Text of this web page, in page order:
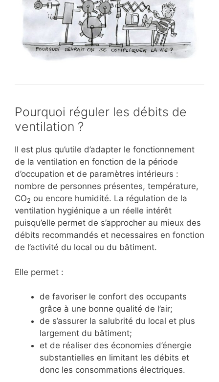
Pourquoi réguler les débits de
ventilation ?
Il est plus qu’utile d’adapter le fonctionnement
de la ventilation en fonction de la période
d’occupation et de paramètres intérieurs :
nombre de personnes présentes, température,
CO2 ou encore humidité. La régulation de la
ventilation hygiénique a un réelle intérêt
puisqu’elle permet de s’approcher au mieux des
débits recommandés et necessaires en fonction
de l’activité du local ou du bâtiment.
Elle permet :
de favoriser le confort des occupants
grâce à une bonne qualité de l’air;
de s’assurer la salubrité du local et plus
largement du bâtiment;
et de réaliser des économies d’énergie
substantielles en limitant les débits et
donc les consommations électriques.